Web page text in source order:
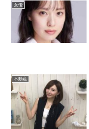
女優
不動産